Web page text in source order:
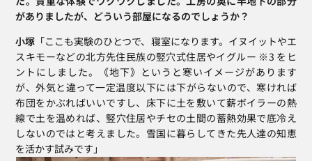
がありましたが、どういう部屋になるのでしょうか？
小塚 「ここも実験のひとつで、寝室になります。イヌイットやエ
スキモーなどの北方先住民族の竪穴式住居やイグルー ※3 をヒ
ントにしました。《地下》というと寒いイメージがあります
が、外気と違って一定温度以下には下がらないので、寒ければ
布団をかぶればいいですし、床下に土を敷いて薪ボイラーの熱
線で土を温めれば、竪穴住居やチセの土間の蓄熱効果で底冷え
しないのではと考えました。雪国に暮らしてきた先人達の知恵
を活かす試みです」